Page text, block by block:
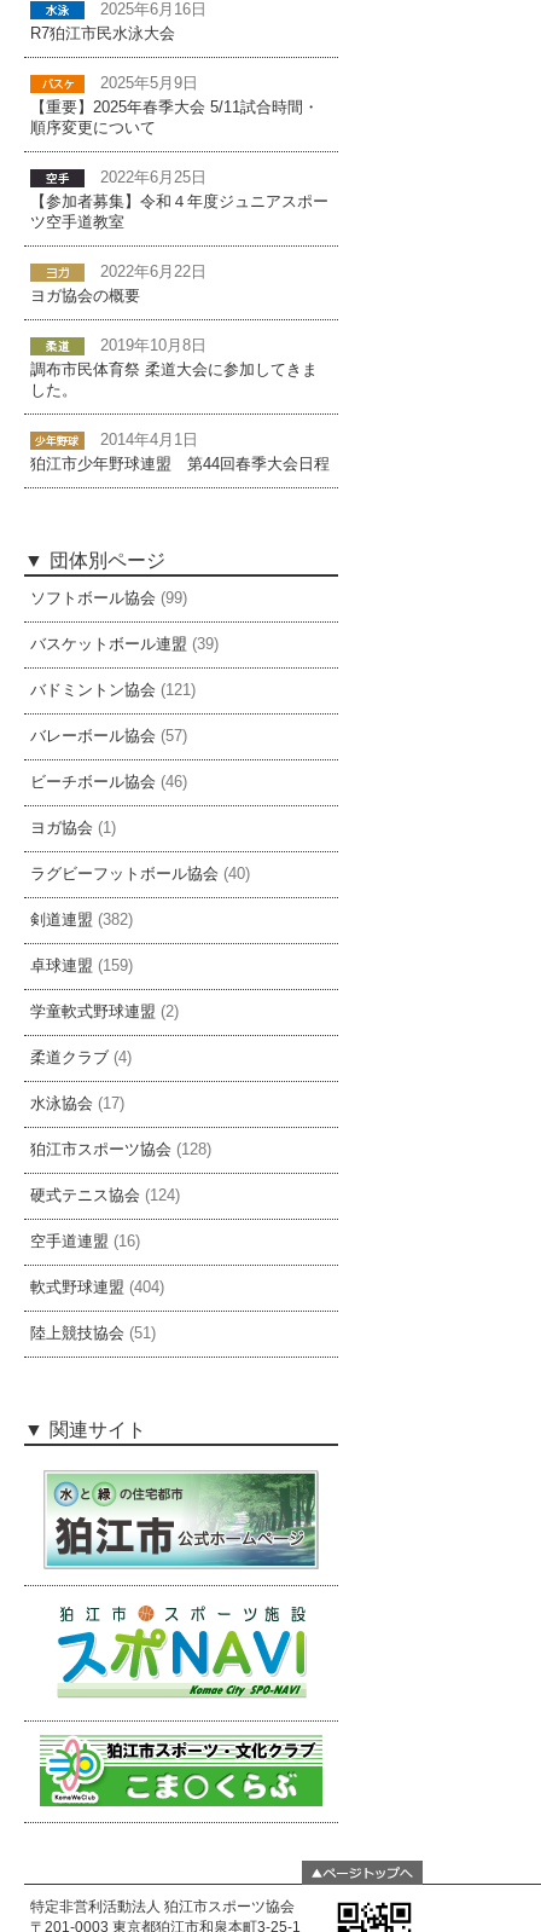
2025年6月16日
R7狛江市民水泳大会
2025年5月9日
【重要】2025年春季大会 5/11試合時間・
順序変更について
2022年6月25日
【参加者募集】令和４年度ジュニアスポー
ツ空手道教室
2022年6月22日
ヨガ協会の概要
2019年10月8日
調布市民体育祭 柔道大会に参加してきま
した。
2014年4月1日
狛江市少年野球連盟 第44回春季大会日程
団体別ページ
ソフトボール協会 (99)
バスケットボール連盟 (39)
バドミントン協会 (121)
バレーボール協会 (57)
ビーチボール協会 (46)
ヨガ協会 (1)
ラグビーフットボール協会 (40)
剣道連盟 (382)
卓球連盟 (159)
学童軟式野球連盟 (2)
柔道クラブ (4)
水泳協会 (17)
狛江市スポーツ協会 (128)
硬式テニス協会 (124)
空手道連盟 (16)
軟式野球連盟 (404)
陸上競技協会 (51)
関連サイト
特定非営利活動法人 狛江市スポーツ協会
〒201-0003 東京都狛江市和泉本町3-25-1